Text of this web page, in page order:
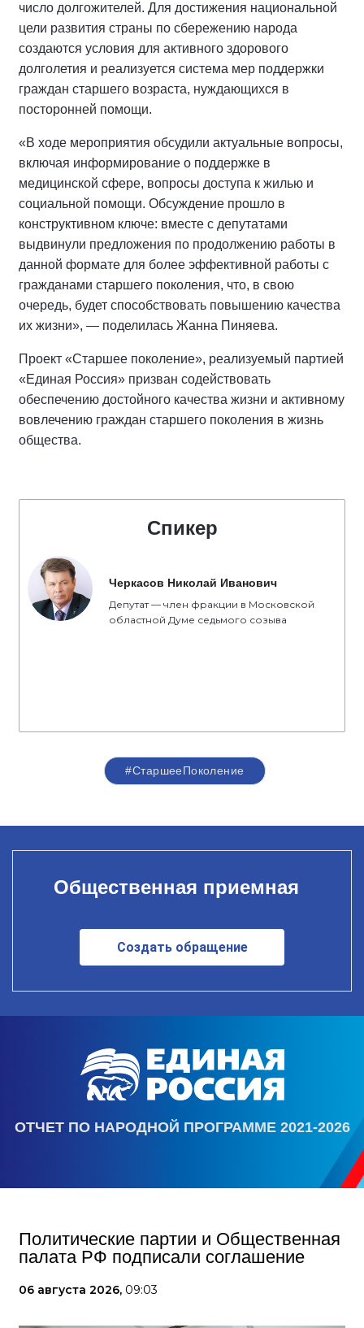
число долгожителей. Для достижения национальной
цели развития страны по сбережению народа
создаются условия для активного здорового
долголетия и реализуется система мер поддержки
граждан старшего возраста, нуждающихся в
посторонней помощи.
«В ходе мероприятия обсудили актуальные вопросы,
включая информирование о поддержке в
медицинской сфере, вопросы доступа к жилью и
социальной помощи. Обсуждение прошло в
конструктивном ключе: вместе с депутатами
выдвинули предложения по продолжению работы в
данной формате для более эффективной работы с
гражданами старшего поколения, что, в свою
очередь, будет способствовать повышению качества
их жизни», — поделилась Жанна Пиняева.
Проект «Старшее поколение», реализуемый партией
«Единая Россия» призван содействовать
обеспечению достойного качества жизни и активному
вовлечению граждан старшего поколения в жизнь
общества.
Спикер
Черкасов Николай Иванович
Депутат — член фракции в Московской
областной Думе седьмого созыва
#СтаршееПоколение
Общественная приемная
Создать обращение
ОТЧЕТ ПО НАРОДНОЙ ПРОГРАММЕ 2021-2026
Политические партии и Общественная
палата РФ подписали соглашение
06 августа 2026, 09:03